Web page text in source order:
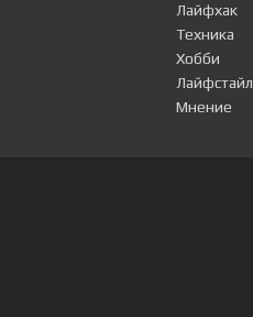
Лайфхак
Техника
Хобби
Лайфстайл
Мнение